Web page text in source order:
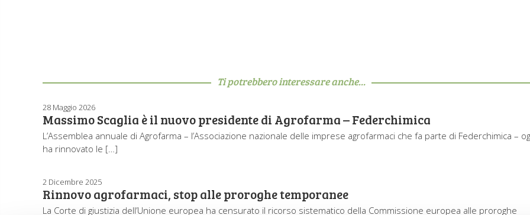
Ti potrebbero interessare anche...
28 Maggio 2026
Massimo Scaglia è il nuovo presidente di Agrofarma – Federchimica
L’Assemblea annuale di Agrofarma – l’Associazione nazionale delle imprese agrofarmaci che fa parte di Federchimica –
ha rinnovato le […]
2 Dicembre 2025
Rinnovo agrofarmaci, stop alle proroghe temporanee
La Corte di giustizia dell’Unione europea ha censurato il ricorso sistematico della Commissione europea alle proroghe